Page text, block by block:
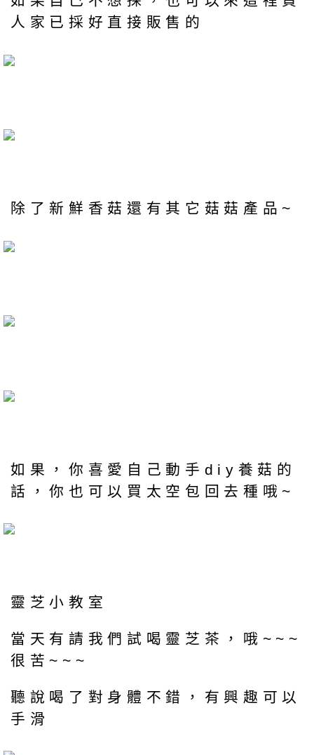
人家已採好直接販售的
除了新鮮香菇還有其它菇菇產品~
如果，你喜愛自己動手diy養菇的
話，你也可以買太空包回去種哦~
靈芝小教室
當天有請我們試喝靈芝茶，哦~~~
很苦~~~
聽說喝了對身體不錯，有興趣可以
手滑